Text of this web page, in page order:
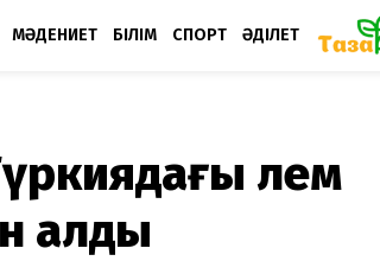
МӘДЕНИЕТ БІЛІМ СПОРТ ӘДІЛЕТ
әлем
алды